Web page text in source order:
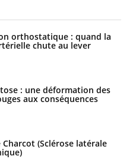
orthostatique : quand la
chute au lever
: une déformation des
aux conséquences
Charcot (Sclérose latérale